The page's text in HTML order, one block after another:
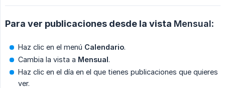
Para ver publicaciones desde la vista Mensual:
Haz clic en el menú Calendario.
Cambia la vista a Mensual.
Haz clic en el día en el que tienes publicaciones que quieres
ver.